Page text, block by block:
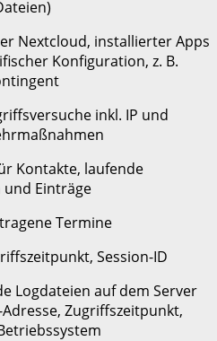
Nextcloud, installierter Apps
Konfiguration, z. B.
inkl. IP und
Kontakte, laufende
Einträge
Termine
Session-ID
Logdateien auf dem Server
Zugriffszeitpunkt,